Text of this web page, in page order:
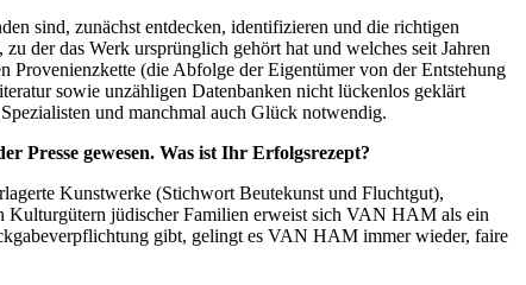
sind, zunächst entdecken, identifizieren und die richtigen
der das Werk ursprünglich gehört hat und welches seit Jahren
Provenienzkette (die Abfolge der Eigentümer von der Entstehung
sowie unzähligen Datenbanken nicht lückenlos geklärt
und manchmal auch Glück notwendig.
Presse gewesen. Was ist Ihr Erfolgsrezept?
Kunstwerke (Stichwort Beutekunst und Fluchtgut),
Kulturgütern jüdischer Familien erweist sich VAN HAM als ein
gibt, gelingt es VAN HAM immer wieder, faire